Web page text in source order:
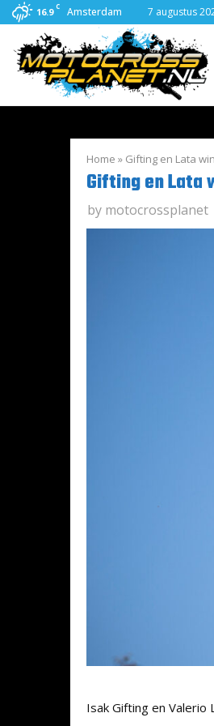
16.9 C Amsterdam 7 augustus
Home » Gifting en Lata
Gifting en Lata
by motocrossplanet
Isak Gifting en